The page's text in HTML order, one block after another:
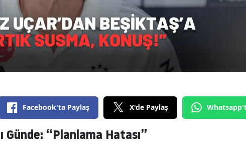
Facebook'ta Paylaş X'de Paylaş
Günde: “Planlama Hatası”